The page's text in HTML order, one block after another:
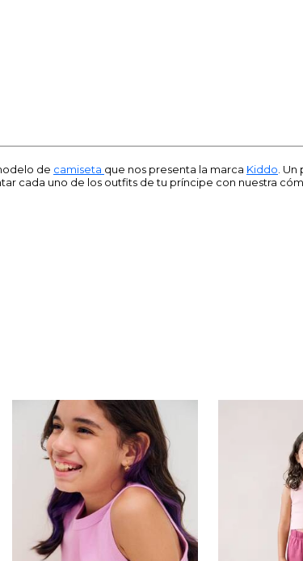
de camiseta que nos presenta la marca Kiddo .
cada uno de los outfits de tu príncipe con nuestra